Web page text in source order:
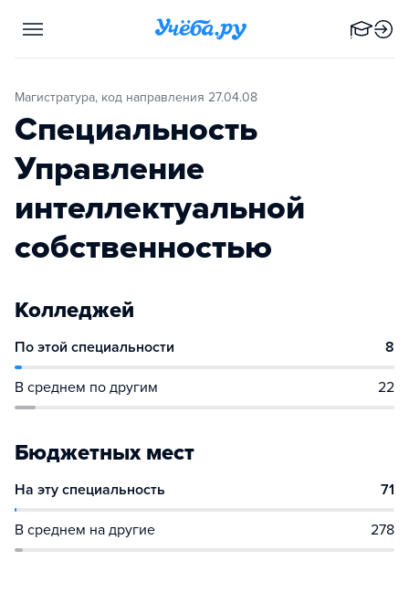
Магистратура, код направления 27.04.08
Специальность
Управление
интеллектуальной
собственностью
Колледжей
По этой специальности 8
В среднем по другим 22
Бюджетных мест
На эту специальность 71
В среднем на другие 278